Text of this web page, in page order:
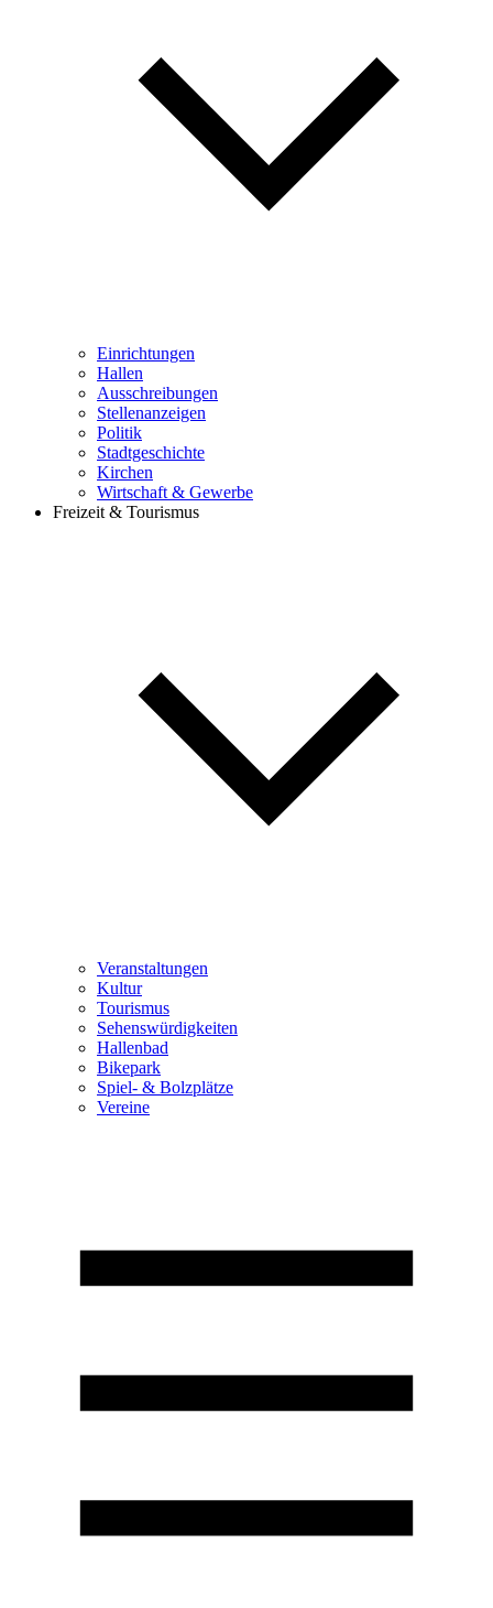
Einrichtungen
Hallen
Ausschreibungen
Stellenanzeigen
Politik
Stadtgeschichte
Kirchen
Wirtschaft & Gewerbe
Freizeit & Tourismus
Veranstaltungen
Kultur
Tourismus
Sehenswürdigkeiten
Hallenbad
Bikepark
Spiel- & Bolzplätze
Vereine